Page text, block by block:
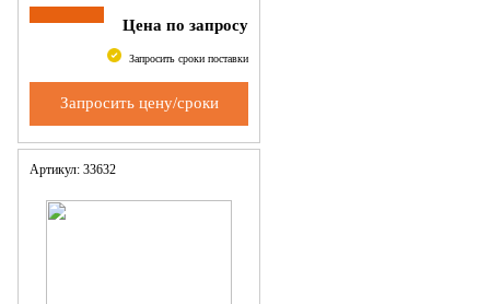
Цена по запросу
Запросить сроки поставки
Запросить цену/сроки
Артикул: 33632